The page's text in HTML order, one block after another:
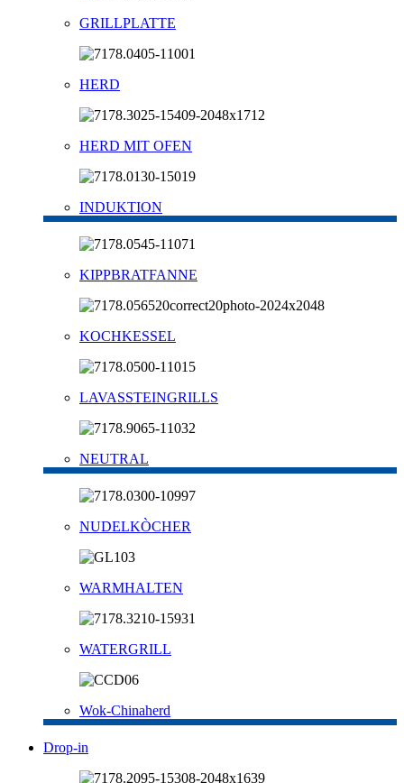
GRILLPLATTE
HERD
HERD MIT OFEN
INDUKTION
KIPPBRATFANNE
KOCHKESSEL
LAVASSTEINGRILLS
NEUTRAL
NUDELKÒCHER
WARMHALTEN
WATERGRILL
Wok-Chinaherd
Drop-in